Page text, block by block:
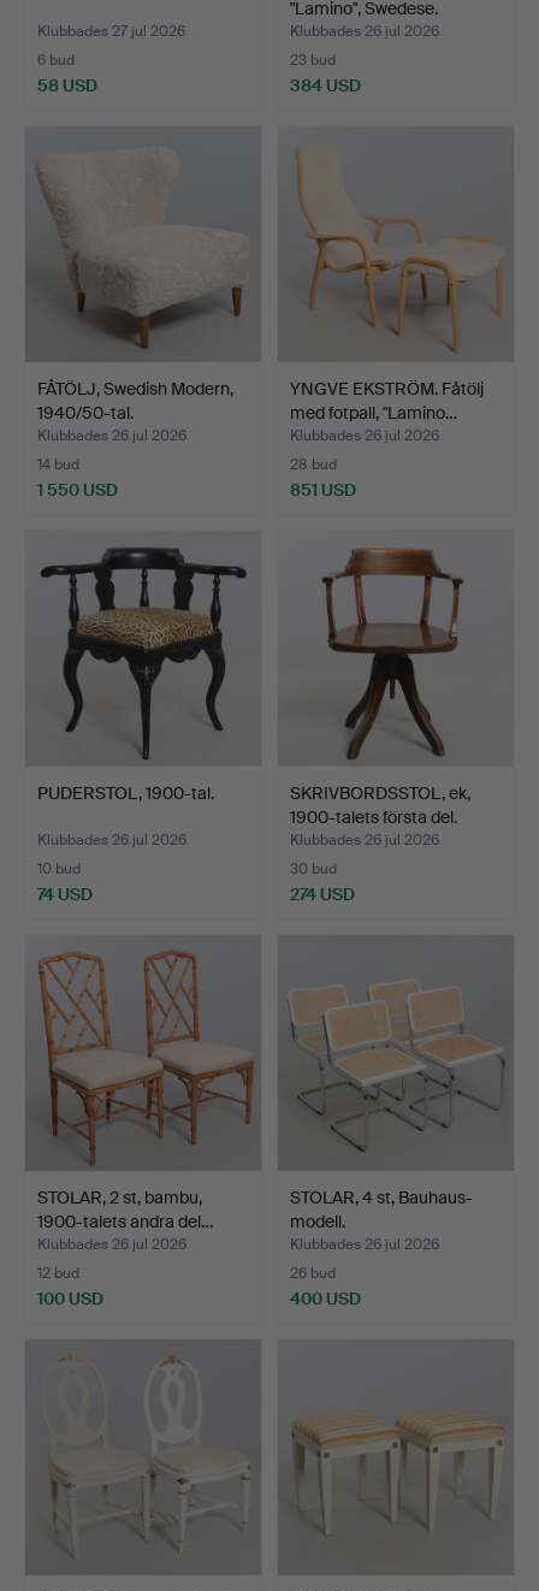
Klubbades 27 jul 2026
6 bud
58 USD
"Lamino", Swedese.
Klubbades 26 jul 2026
23 bud
384 USD
FÅTÖLJ, Swedish Modern,
1940/50-tal.
Klubbades 26 jul 2026
14 bud
1 550 USD
YNGVE EKSTRÖM. Fåtölj
med fotpall, "Lamino…
Klubbades 26 jul 2026
28 bud
851 USD
PUDERSTOL, 1900-tal.
Klubbades 26 jul 2026
10 bud
74 USD
SKRIVBORDSSTOL, ek,
1900-talets första del.
Klubbades 26 jul 2026
30 bud
274 USD
STOLAR, 2 st, bambu,
1900-talets andra del…
Klubbades 26 jul 2026
12 bud
100 USD
STOLAR, 4 st, Bauhaus-
modell.
Klubbades 26 jul 2026
26 bud
400 USD